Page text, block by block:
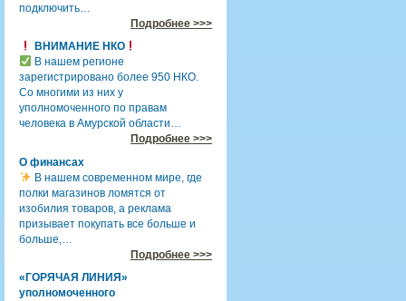
подключить…
Подробнее >>>
ВНИМАНИЕ НКО
В нашем регионе
зарегистрировано более 950 НКО.
Со многими из них у
уполномоченного по правам
человека в Амурской области…
Подробнее >>>
О финансах
В нашем современном мире, где
полки магазинов ломятся от
изобилия товаров, а реклама
призывает покупать все больше и
больше,…
Подробнее >>>
«ГОРЯЧАЯ ЛИНИЯ»
уполномоченного